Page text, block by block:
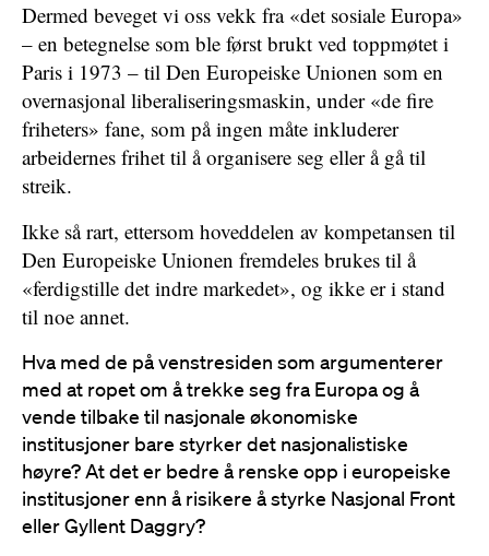
Dermed beveget vi oss vekk fra «det sosiale Europa»
– en betegnelse som ble først brukt ved toppmøtet i
Paris i 1973 – til Den Europeiske Unionen som en
overnasjonal liberaliseringsmaskin, under «de fire
friheters» fane, som på ingen måte inkluderer
arbeidernes frihet til å organisere seg eller å gå til
streik.
Ikke så rart, ettersom hoveddelen av kompetansen til
Den Europeiske Unionen fremdeles brukes til å
«ferdigstille det indre markedet», og ikke er i stand
til noe annet.
Hva med de på venstresiden som argumenterer
med at ropet om å trekke seg fra Europa og å
vende tilbake til nasjonale økonomiske
institusjoner bare styrker det nasjonalistiske
høyre? At det er bedre å renske opp i europeiske
institusjoner enn å risikere å styrke Nasjonal Front
eller Gyllent Daggry?